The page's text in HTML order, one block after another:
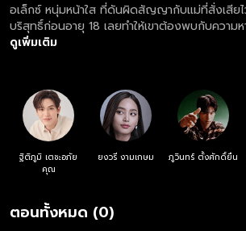
อเล็กซ์ หนุ่มหน้าใส ที่ดันผิดสัญญากับแม่ที่สั่งเสียไ
บริสุทธิ์ก่อนอายุ 18 เลยทำให้เขาต้องพบกับความ
มาก่อน
ดูเพิ่มเติม
ฐิติภูมิ เตชะอภัย
คุณ
ยงวรี งามเกษม ภูวินทร์ ตั้งศักดิ์ยืน
ตอนทั้งหมด (0)